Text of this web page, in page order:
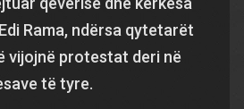
Rama, ndërsa qytetarët
vijojnë protestat deri në
të tyre.